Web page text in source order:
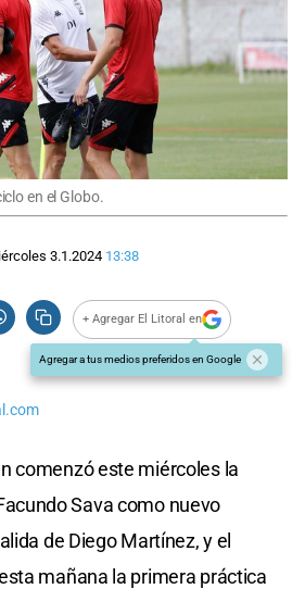
en el Globo.
3.1.2024 13:38
+ Agregar El Litoral en
Agregar a tus medios preferidos en Google
comenzó este miércoles la
Sava como nuevo
de Diego Martínez, y el
mañana la primera práctica